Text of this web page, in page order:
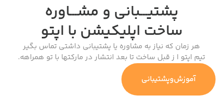
پشتیـــبانی و مشـــاوره
ساخت اپلیکیشنبا اپتو
هر زمان که نیاز به مشاوره یا پشتیبانی داشتی تماس بگیر
اپتو ا ز قبل ساخت تا بعد انتشار در مارکتها با تو همراهه.
آموزش‌وپشتیبانی